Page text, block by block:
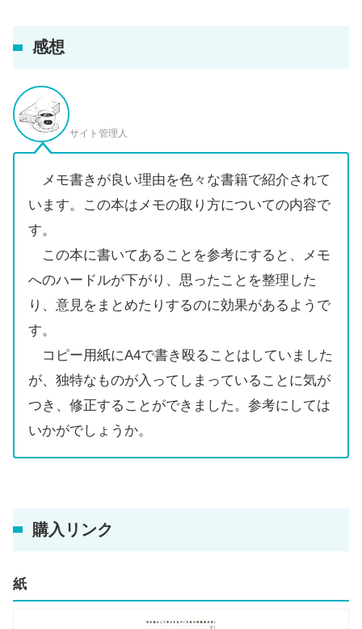
感想
サイト管理人
メモ書きが良い理由を色々な書籍で紹介されて
います。この本はメモの取り方についての内容で
す。
この本に書いてあることを参考にすると、メモ
へのハードルが下がり、思ったことを整理した
り、意見をまとめたりするのに効果があるようで
す。
コピー用紙にA4で書き殴ることはしていました
が、独特なものが入ってしまっていることに気が
つき、修正することができました。参考にしては
いかがでしょうか。
購入リンク
紙